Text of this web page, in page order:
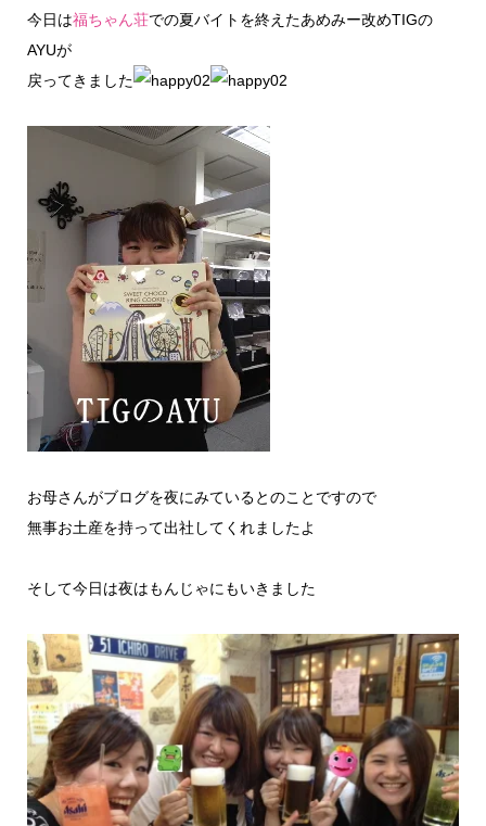
今日は福ちゃん荘での夏バイトを終えたあめみー改めTIGの
AYUが
戻ってきました
お母さんがブログを夜にみているとのことですので
無事お土産を持って出社してくれましたよ
そして今日は夜はもんじゃにもいきました